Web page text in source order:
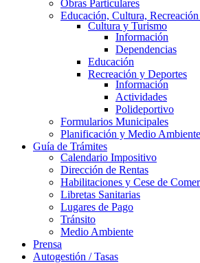
Obras Particulares
Educación, Cultura,
Cultura y Turismo
Información
Dependencias
Educación
Recreación y Deportes
Información
Actividades
Polideportivo
Formularios Municipales
Planificación y Medio Ambiente
Guía de Trámites
Calendario Impositivo
Dirección de Rentas
Habilitaciones y Cese de
Libretas Sanitarias
Lugares de Pago
Tránsito
Medio Ambiente
Prensa
Autogestión / Tasas